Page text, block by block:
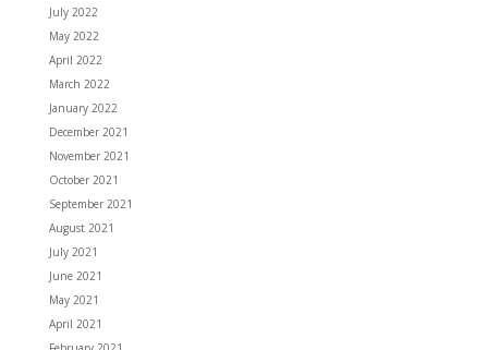
July 2022
May 2022
April 2022
March 2022
January 2022
December 2021
November 2021
October 2021
September 2021
August 2021
July 2021
June 2021
May 2021
April 2021